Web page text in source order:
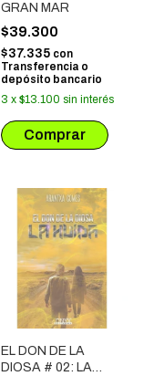
GRAN MAR
$39.300
$37.335 con
Transferencia o
depósito bancario
3 x $13.100 sin interés
EL DON DE LA
DIOSA # 02: LA